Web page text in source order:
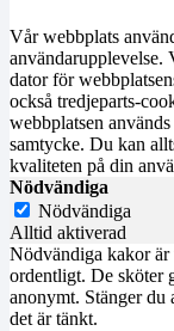
Vår webbplats
användarupplevelse.
dator för
också tredjeparts-
webbplatsen
samtycke. Du kan
kvaliteten på din
Nödvändiga
Nödvändiga
Alltid aktiverad
Nödvändiga kakor
ordentligt. De sköter
anonymt. Stänger du
det är tänkt.